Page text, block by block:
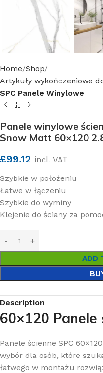
Home Shop
Artykuły wykończeniowe
SPC Panele Winylowe
Panele winylowe
Snow Matt 60×120
£99.12 incl. VAT
Szybkie w położeniu
Łatwe w łączeniu
Szybkie do wyminy
Klejenie do ściany za
ADD
Description
60×120 Panele
Panele ścienne SPC
wybór dla osób, które
łatwego w montażu